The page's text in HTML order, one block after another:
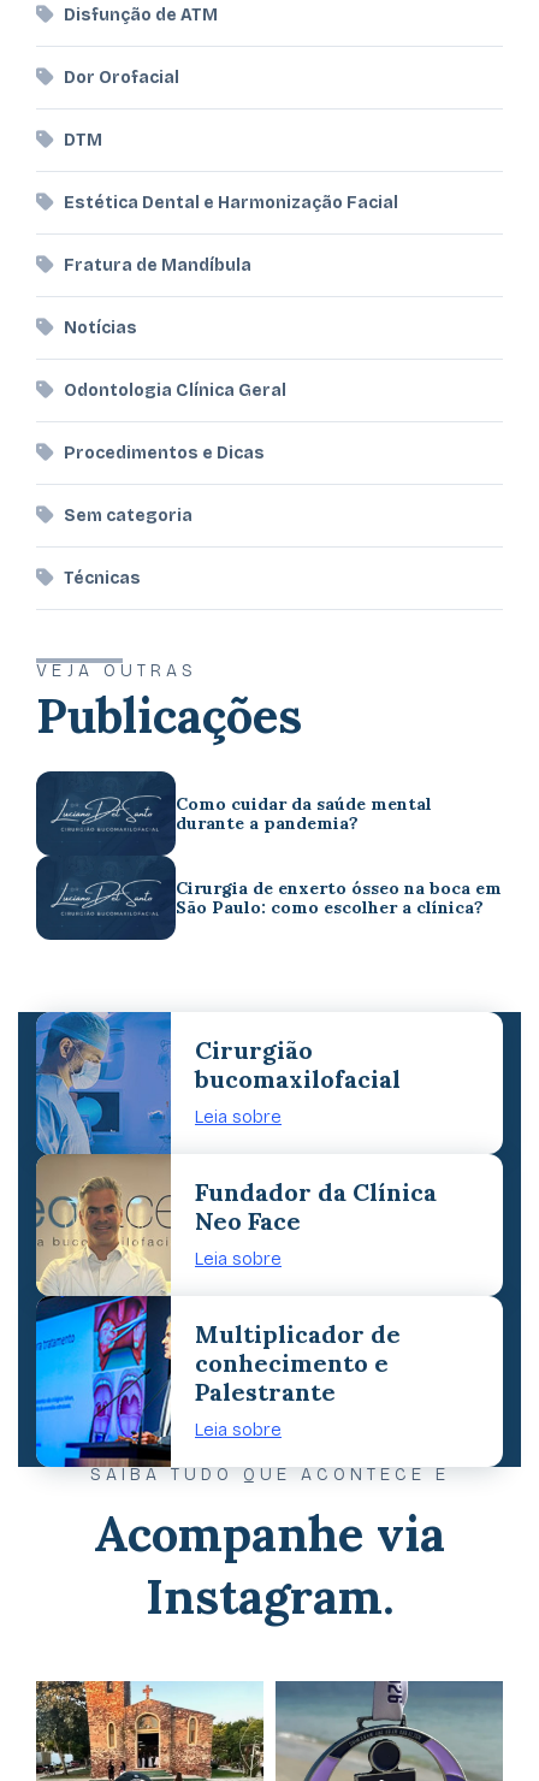
Disfunção de ATM
Dor Orofacial
DTM
Estética Dental e Harmonização Facial
Fratura de Mandíbula
Notícias
Odontologia Clínica Geral
Procedimentos e Dicas
Sem categoria
Técnicas
VEJA OUTRAS
Publicações
Como cuidar da saúde mental
durante a pandemia?
Cirurgia de enxerto ósseo na boca em
São Paulo: como escolher a clínica?
Cirurgião
bucomaxilofacial
Leia sobre
Fundador da Clínica
Neo Face
Leia sobre
Multiplicador de
conhecimento e
Palestrante
Leia sobre
SAIBA TUDO QUE ACONTECE E
Acompanhe via
Instagram.